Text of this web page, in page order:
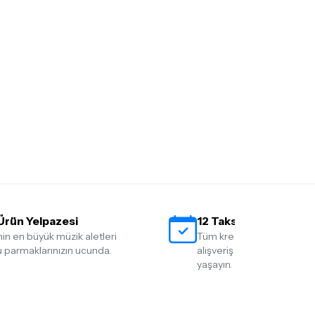
Yelpazesi
en büyük müzik aletleri
ucunda.
12 Taksit İmkanı
Tüm kredi kartlarına 12
alışveriş yapmanın
yaşayın.